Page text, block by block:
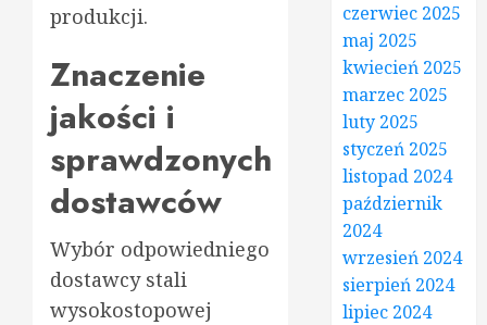
produkcji.
Znaczenie
jakości i
sprawdzonych
dostawców
Wybór odpowiedniego
dostawcy stali
wysokostopowej
czerwiec 2025
maj 2025
kwiecień 2025
marzec 2025
luty 2025
styczeń 2025
listopad 2024
październik
2024
wrzesień 2024
sierpień 2024
lipiec 2024